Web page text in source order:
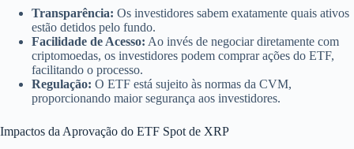
Transparência: Os investidores sabem exatamente quais ativos
estão detidos pelo fundo.
Facilidade de Acesso: Ao invés de negociar diretamente com
criptomoedas, os investidores podem comprar ações do ETF,
facilitando o processo.
Regulação: O ETF está sujeito às normas da CVM,
proporcionando maior segurança aos investidores.
Impactos da Aprovação do ETF Spot de XRP